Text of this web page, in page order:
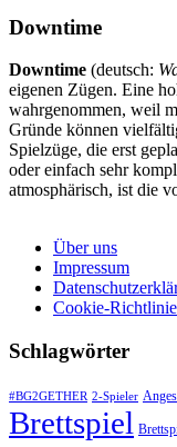
Downtime
Downtime (deutsch:
eigenen Zügen. Eine
wahrgenommen, weil
Gründe können
Spielzüge, die erst
oder einfach sehr
atmosphärisch, ist die
Über uns
Impressum
Cookie-Richtlinie
Schlagwörter
#BG2GETHER 2-Spieler
Brettspiel